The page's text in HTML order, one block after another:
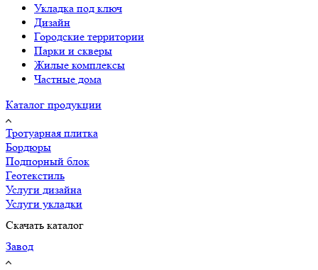
Укладка под ключ
Дизайн
Городские территории
Парки и скверы
Жилые комплексы
Частные дома
Каталог продукции
Тротуарная плитка
Бордюры
Подпорный блок
Геотекстиль
Услуги дизайна
Услуги укладки
Скачать каталог
Завод